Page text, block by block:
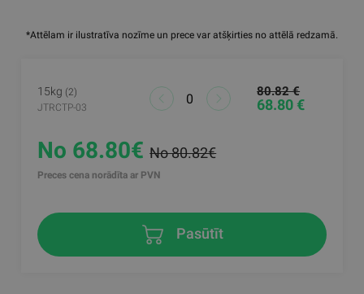
*Attēlam ir ilustratīva nozīme un prece var atšķirties no attēlā redzamā.
15kg (2)
JTRCTP-03
80.82 €
68.80 €
No 68.80€No 80.82€
Preces cena norādīta ar PVN
Pasūtīt